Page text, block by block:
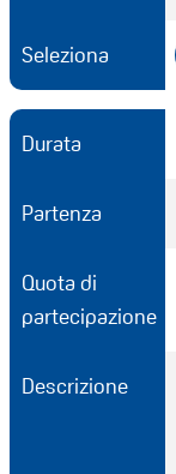
Seleziona
Durata
Partenza
Quota di
partecipazione
Descrizione